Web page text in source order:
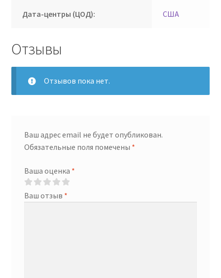
Дата-центры (ЦОД): США
Отзывы
Отзывов пока нет.
Ваш адрес email не будет опубликован.
Обязательные поля помечены *
Ваша оценка *
Ваш отзыв *